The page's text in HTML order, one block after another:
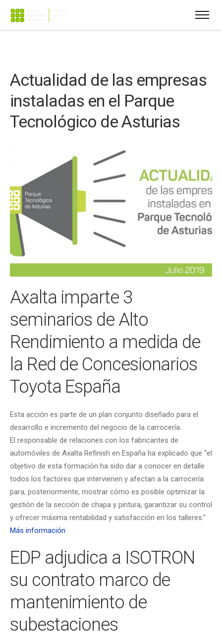
Actualidad de las empresas
instaladas en el Parque
Tecnológico de Asturias
Axalta imparte 3
seminarios de Alto
Rendimiento a medida de
la Red de Concesionarios
Toyota España
Esta acción es parte de un plan conjunto diseñado para el
desarrollo e incremento del negocio de la carrocería.
El responsable de relaciones con los fabricantes de
automóviles de Axalta Refinish en España ha explicado que “el
objetivo de esta formación ha sido dar a conocer en detalle
todos los factores que intervienen y afectan a la carrocería
para, posteriormente, mostrar cómo es posible optimizar la
gestión de la sección de chapa y pintura, garantizar su control
y ofrecer máxima rentabilidad y satisfacción en los talleres.”
Más información
EDP adjudica a ISOTRON
su contrato marco de
mantenimiento de
subestaciones